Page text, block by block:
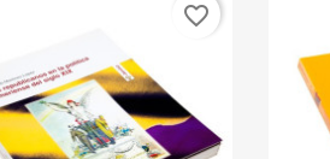
favorite_border